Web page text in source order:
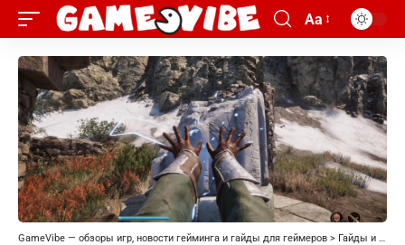
Aa
GameVibe — обзоры игр, новости гейминга и гайды для геймеров > Гайды и прохождения